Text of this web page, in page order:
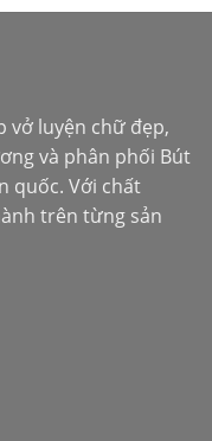
vở luyện chữ đẹp,
và phân phối Bút
quốc. Với chất
trên từng sản